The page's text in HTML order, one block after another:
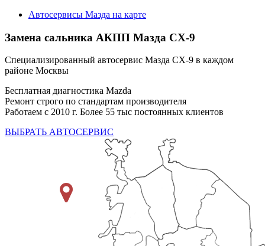
Автосервисы Мазда на карте
Замена сальника АКПП Мазда СХ-9
Специализированный автосервис Мазда СХ-9 в каждом
районе Москвы
Бесплатная диагностика Mazda
Ремонт строго по стандартам производителя
Работаем с 2010 г. Более 55 тыс постоянных клиентов
ВЫБРАТЬ АВТОСЕРВИС